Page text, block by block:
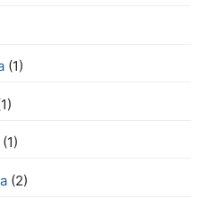
(1)
(1)
(2)